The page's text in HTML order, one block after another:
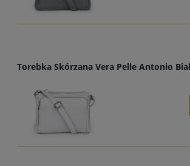
Torebka Skórzana Vera Pelle Antonio